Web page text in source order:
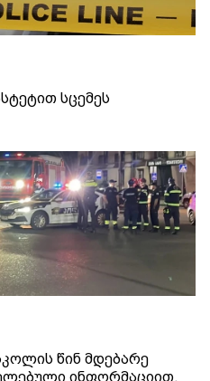
სცემეს
წინ მდებარე
ინფორმაციით,